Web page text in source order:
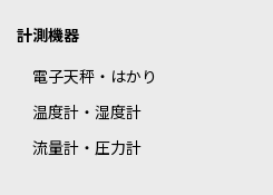
計測機器
電子天秤・はかり
温度計・湿度計
流量計・圧力計